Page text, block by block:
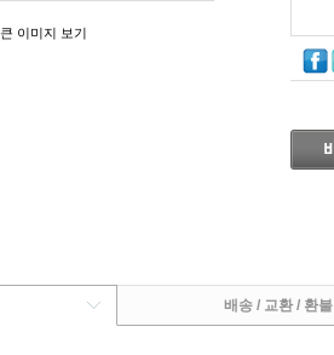
큰 이미지 보기
배송 / 교환 / 환불